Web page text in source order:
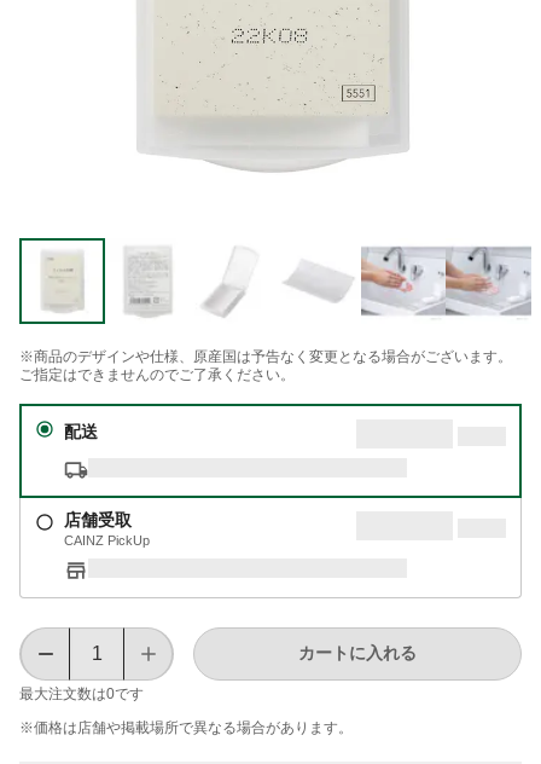
※商品のデザインや仕様、原産国は予告なく変更となる場合がございます。
ご指定はできませんのでご了承ください。
配送
店舗受取
CAINZ PickUp
最大注文数は0です
カートに入れる
※価格は​店舗や​掲載場所で​異なる​場合が​あります。